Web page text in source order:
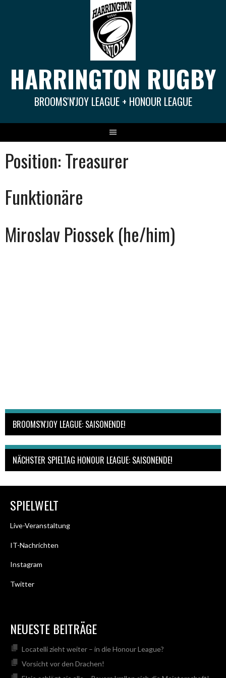
HARRINGTON RUGBY
BROOMS'N'JOY LEAGUE + HONOUR LEAGUE
Position:Treasurer
Funktionäre
Miroslav Piossek (he/him)
BROOMS'N'JOY LEAGUE: SAISONENDE!
NÄCHSTER SPIELTAG HONOUR LEAGUE: SAISONENDE!
SPIELWELT
Live-Veranstaltung
IT-Nachrichten
Instagram
Twitter
NEUESTE BEITRÄGE
Locatelli zieht weiter – in die Honour League?
Vorsicht vor den Drachen!